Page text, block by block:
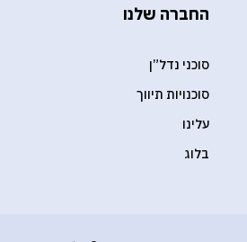
החברה שלנו
סוכני נדל”ן
סוכנויות תיווך
עלינו
בלוג